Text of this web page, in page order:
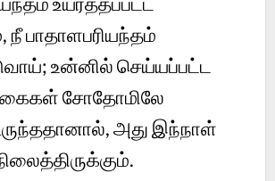
நீ பாதாளபரியந்தம்
உன்னில் செய்யப்பட்ட
சோதோமிலே
அது இந்நாள்